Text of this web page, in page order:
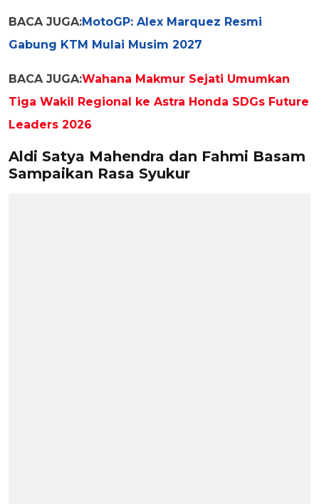
BACA JUGA:MotoGP: Alex Marquez Resmi
Gabung KTM Mulai Musim 2027
BACA JUGA:Wahana Makmur Sejati Umumkan
Tiga Wakil Regional ke Astra Honda SDGs Future
Leaders 2026
Aldi Satya Mahendra dan Fahmi Basam
Sampaikan Rasa Syukur